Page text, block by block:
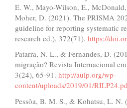
E. W., Mayo-Wilson, E.,
Moher, D. (2021). The PRISMA
guideline for reporting systematic
research ed.), 372(71). https://
Patarra, N. L., & Fernandes, D.
migração? Revista Internacional
3(24), 65-91. http://aulp.org/wp-
content/uploads/2019/01/
Pessôa, B. M. S., & Kohatsu, L. N.